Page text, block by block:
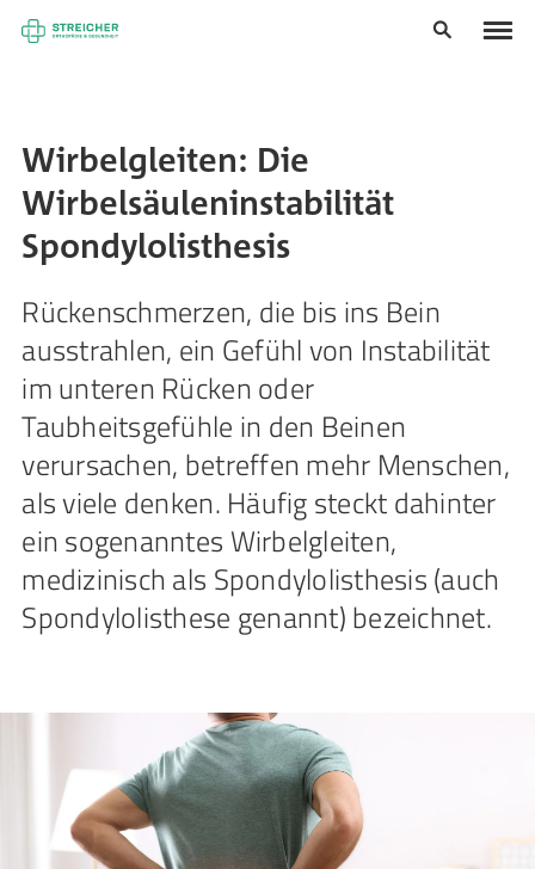
Wirbelgleiten: Die
Wirbelsäuleninstabilität
Spondylolisthesis
Rückenschmerzen, die bis ins Bein
ausstrahlen, ein Gefühl von Instabilität
im unteren Rücken oder
Taubheitsgefühle in den Beinen
verursachen, betreffen mehr Menschen,
als viele denken. Häufig steckt dahinter
ein sogenanntes Wirbelgleiten,
medizinisch als Spondylolisthesis (auch
Spondylolisthese genannt) bezeichnet.